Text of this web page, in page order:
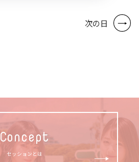
次の日
Concept
セッションとは